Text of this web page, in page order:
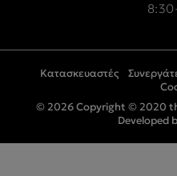
Κατασκευαστές
© 2026 Copyright © 2020
Developed